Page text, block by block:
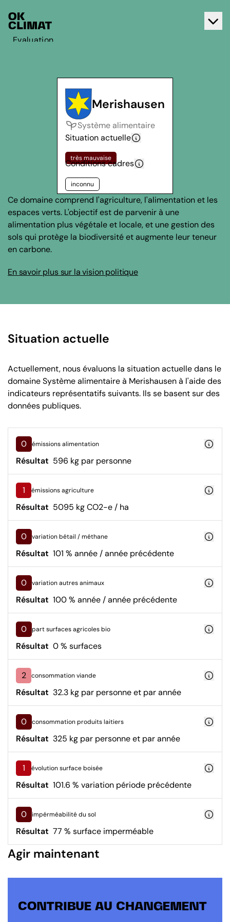
Evaluation
Merishausen
Système alimentaire
Situation actuelle
très mauvaise
Conditions cadres
inconnu
Ce domaine comprend l'agriculture, l'alimentation et les
espaces verts. L'objectif est de parvenir à une
alimentation plus végétale et locale, et une gestion des
sols qui protège la biodiversité et augmente leur teneur
en carbone.
En savoir plus sur la vision politique
Situation actuelle
Actuellement, nous évaluons la situation actuelle dans le
domaine Système alimentaire à Merishausen à l'aide des
indicateurs représentatifs suivants. Ils se basent sur des
données publiques.
0 émissions alimentation
Résultat 596 kg par personne
1 émissions agriculture
Résultat 5095 kg CO2-e / ha
0 variation bétail / méthane
Résultat 101 % année / année précédente
0 variation autres animaux
Résultat 100 % année / année précédente
0 part surfaces agricoles bio
Résultat 0 % surfaces
2 consommation viande
Résultat 32.3 kg par personne et par année
0 consommation produits laitiers
Résultat 325 kg par personne et par année
1 évolution surface boisée
Résultat 101.6 % variation période précédente
0 impérméabilité du sol
Résultat 77 % surface imperméable
Agir maintenant
CONTRIBUE AU CHANGEMENT